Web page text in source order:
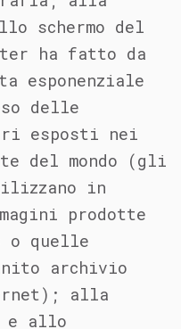
schermo del
ha fatto da
esponenziale
delle
esposti nei
del mondo (gli
in
prodotte
o quelle
archivio
alla
e allo